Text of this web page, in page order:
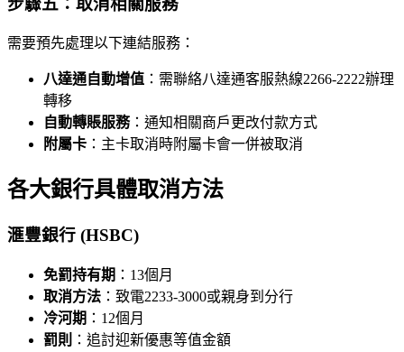
需要預先處理以下連結服務：
八達通自動增值 ：需聯絡八達通客服熱線2266-2222辦理
轉移
自動轉賬服務：通知相關商戶更改付款方式
附屬卡 ：主卡取消時附屬卡會一併被取消
各大銀行具體取消方法
滙豐銀行 (HSBC)
免罰持有期 ：13個月
取消方法 ：致電2233-3000或親身到分行
冷河期 ：12個月
罰則 ：追討迎新優惠等值金額